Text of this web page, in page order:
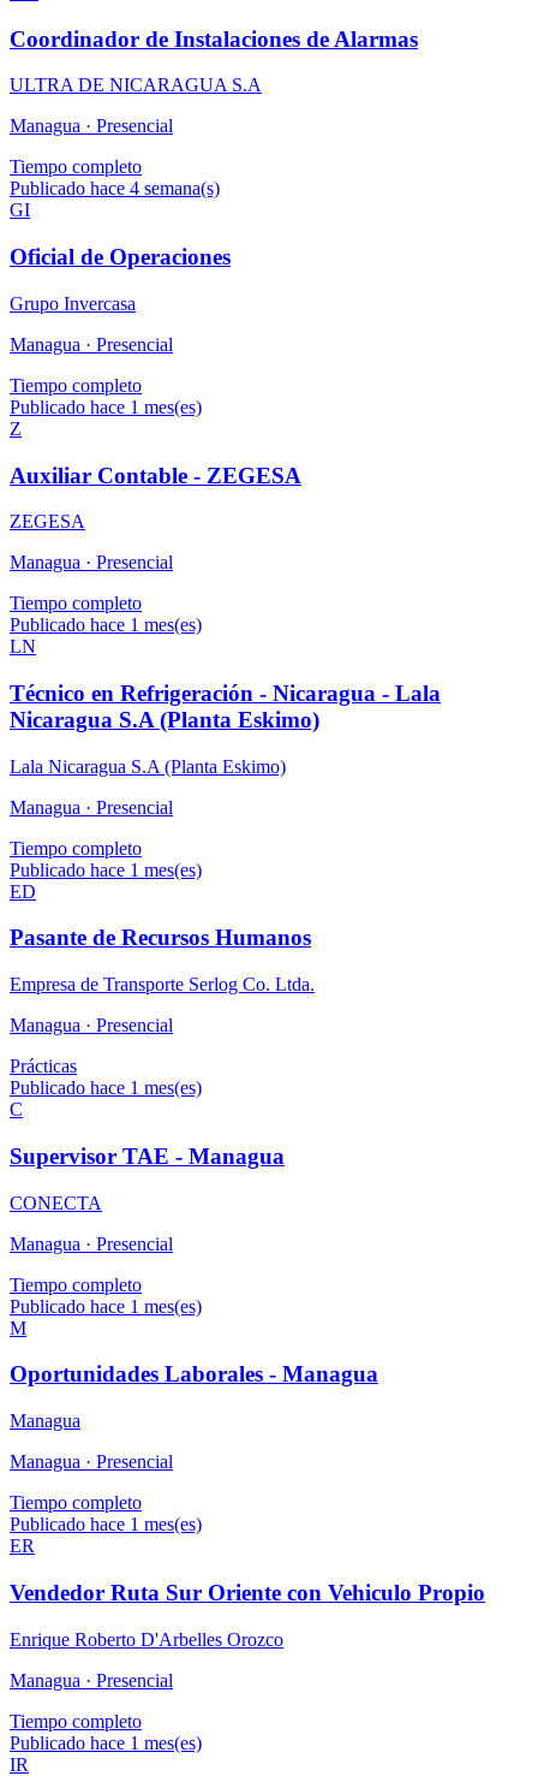
Coordinador de Instalaciones de Alarmas
ULTRA DE NICARAGUA S.A
Managua · Presencial
Tiempo completo
Publicado hace 4 semana(s)
GI
Oficial de Operaciones
Grupo Invercasa
Managua · Presencial
Tiempo completo
Publicado hace 1 mes(es)
Z
Auxiliar Contable - ZEGESA
ZEGESA
Managua · Presencial
Tiempo completo
Publicado hace 1 mes(es)
LN
Técnico en Refrigeración - Nicaragua - Lala
Nicaragua S.A (Planta Eskimo)
Lala Nicaragua S.A (Planta Eskimo)
Managua · Presencial
Tiempo completo
Publicado hace 1 mes(es)
ED
Pasante de Recursos Humanos
Empresa de Transporte Serlog Co. Ltda.
Managua · Presencial
Prácticas
Publicado hace 1 mes(es)
C
Supervisor TAE - Managua
CONECTA
Managua · Presencial
Tiempo completo
Publicado hace 1 mes(es)
M
Oportunidades Laborales - Managua
Managua
Managua · Presencial
Tiempo completo
Publicado hace 1 mes(es)
ER
Vendedor Ruta Sur Oriente con Vehiculo Propio
Enrique Roberto D'Arbelles Orozco
Managua · Presencial
Tiempo completo
Publicado hace 1 mes(es)
IR